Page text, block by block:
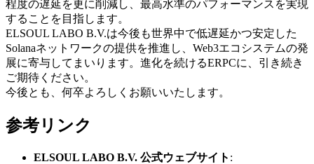
程度の遅延を更に削減し、最高水準のパフォーマンスを実現
することを目指します。
ELSOUL LABO B.V.は今後も世界中で低遅延かつ安定した
Solanaネットワークの提供を推進し、Web3エコシステムの発
展に寄与してまいります。進化を続けるERPCに、引き続き
ご期待ください。
今後とも、何卒よろしくお願いいたします。
参考リンク
ELSOUL LABO B.V. 公式ウェブサイト :